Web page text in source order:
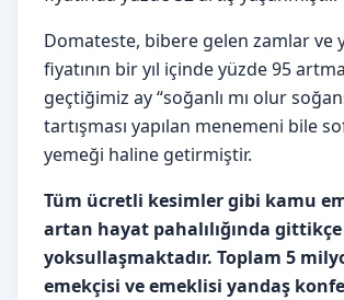
Domateste, bibere gelen zamlar ve
fiyatının bir yıl içinde yüzde 95
geçtiğimiz ay “soğanlı mı olur
tartışması yapılan menemeni bile
yemeği haline getirmiştir.
Tüm ücretli kesimler gibi kamu
artan hayat pahalılığında gittikçe
yoksullaşmaktadır. Toplam 5
emekçisi ve emeklisi yandaş